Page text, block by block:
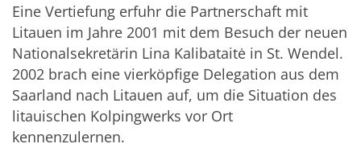
Eine Vertiefung erfuhr die Partnerschaft mit
Litauen im Jahre 2001 mit dem Besuch der neuen
Nationalsekretärin Lina Kalibataitė in St. Wendel.
2002 brach eine vierköpfige Delegation aus dem
Saarland nach Litauen auf, um die Situation des
litauischen Kolpingwerks vor Ort
kennenzulernen.